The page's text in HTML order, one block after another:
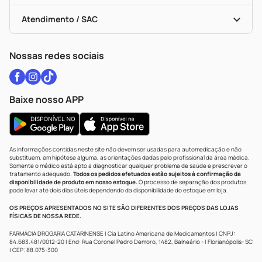
Bulas De A A Z
Políticas De Marketplace
Autoteste Covid-19
Vacinas
Certificado De Segurança
Portal Da Privacidade
Atendimento / SAC
WhatsApp (47) 9202-1687
Nossas redes sociais
Baixe nosso APP
As informações contidas neste site não devem ser usadas para automedicação e não
substituem, em hipótese alguma, as orientações dadas pelo profissional da área médica.
Somente o médico está apto a diagnosticar qualquer problema de saúde e prescrever o
tratamento adequado. Todos os pedidos efetuados estão sujeitos à confirmação da
disponibilidade de produto em nosso estoque.O processo de separação dos produtos
pode levar até dois dias úteis dependendo da disponibilidade do estoque em loja.
OS PREÇOS APRESENTADOS NO SITE SÃO DIFERENTES DOS PREÇOS DAS LOJAS
FÍSICAS DE NOSSA REDE.
FARMÁCIA DROGARIA CATARINENSE | Cia Latino Americana de Medicamentos | CNPJ:
84.683.481/0012-20 | End: Rua Coronel Pedro Demoro, 1482, Balneário - | Florianópolis- SC
| CEP: 88.075-300